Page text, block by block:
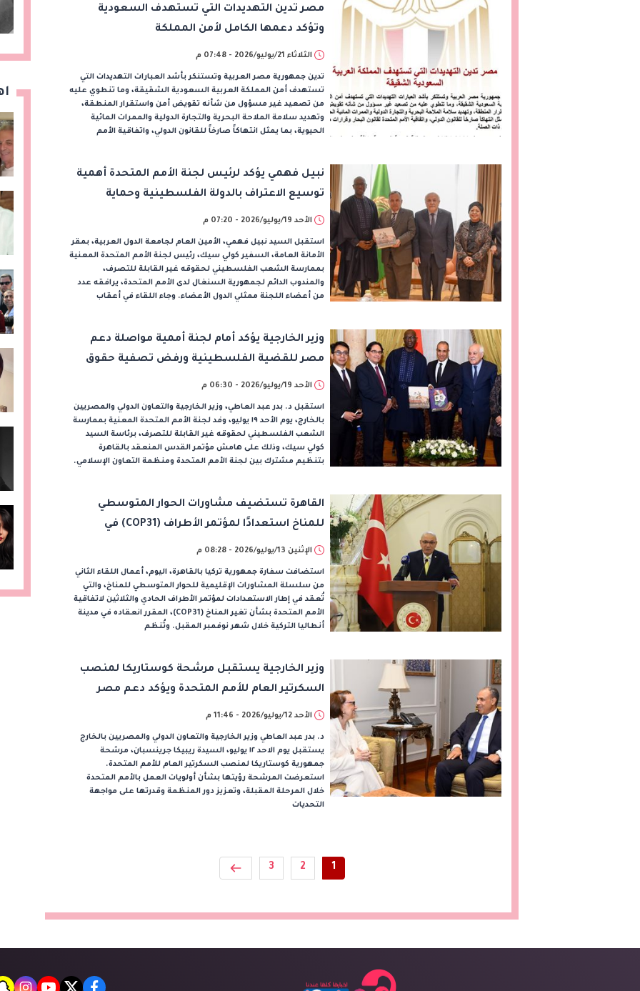
مصر تدين التهديدات التي تستهدف السعودية
وتؤكد دعمها الكامل لأمن المملكة
الثلاثاء 21/يوليو/2026 - 07:48 م
تدين جمهورية مصر العربية وتستنكر بأشد العبارات التهديدات التي
تستهدف أمن المملكة العربية السعودية الشقيقة، وما تنطوي عليه
من تصعيد غير مسؤول من شأنه تقويض أمن واستقرار المنطقة،
وتهديد سلامة الملاحة البحرية والتجارة الدولية والممرات المائية
الحيوية، بما يمثل انتهاكاً صارخاً للقانون الدولي، واتفاقية الأمم
نبيل فهمي يؤكد لرئيس لجنة الأمم المتحدة أهمية
توسيع الاعتراف بالدولة الفلسطينية وحماية
القدس
الأحد 19/يوليو/2026 - 07:20 م
استقبل السيد نبيل فهمي، الأمين العام لجامعة الدول العربية، بمقر
الأمانة العامة، السفير كولي سيك، رئيس لجنة الأمم المتحدة المعنية
بممارسة الشعب الفلسطيني لحقوقه غير القابلة للتصرف،
والمندوب الدائم لجمهورية السنغال لدى الأمم المتحدة، يرافقه عدد
من أعضاء اللجنة ممثلي الدول الأعضاء. وجاء اللقاء في أعقاب
وزير الخارجية يؤكد أمام لجنة أممية مواصلة دعم
مصر للقضية الفلسطينية ورفض تصفية حقوق
الشعب الفلسطيني
الأحد 19/يوليو/2026 - 06:30 م
استقبل د. بدر عبد العاطي، وزير الخارجية والتعاون الدولي والمصريين
بالخارج، يوم الأحد ١٩ يوليو، وفد لجنة الأمم المتحدة المعنية بممارسة
الشعب الفلسطيني لحقوقه غير القابلة للتصرف، برئاسة السيد
كولي سيك، وذلك على هامش مؤتمر القدس المنعقد بالقاهرة
بتنظيم مشترك بين لجنة الأمم المتحدة ومنظمة التعاون الإسلامي.
القاهرة تستضيف مشاورات الحوار المتوسطي
للمناخ استعدادًا لمؤتمر الأطراف (COP31) في
أنطاليا
الإثنين 13/يوليو/2026 - 08:28 م
استضافت سفارة جمهورية تركيا بالقاهرة، اليوم، أعمال اللقاء الثاني
من سلسلة المشاورات الإقليمية للحوار المتوسطي للمناخ، والتي
تُعقد في إطار الاستعدادات لمؤتمر الأطراف الحادي والثلاثين لاتفاقية
الأمم المتحدة بشأن تغير المناخ (COP31)، المقرر انعقاده في مدينة
أنطاليا التركية خلال شهر نوفمبر المقبل. وتُنظم
وزير الخارجية يستقبل مرشحة كوستاريكا لمنصب
السكرتير العام للأمم المتحدة ويؤكد دعم مصر
للمنظمة الدولية
الأحد 12/يوليو/2026 - 11:46 م
د. بدر عبد العاطي وزير الخارجية والتعاون الدولي والمصريين بالخارج
يستقبل يوم الاحد ١٢ يوليو، السيدة ريبيكا جرينسبان، مرشحة
جمهورية كوستاريكا لمنصب السكرتير العام للأمم المتحدة.
استعرضت المرشحة رؤيتها بشأن أولويات العمل بالأمم المتحدة
خلال المرحلة المقبلة، وتعزيز دور المنظمة وقدرتها على مواجهة
التحديات
1
2
3